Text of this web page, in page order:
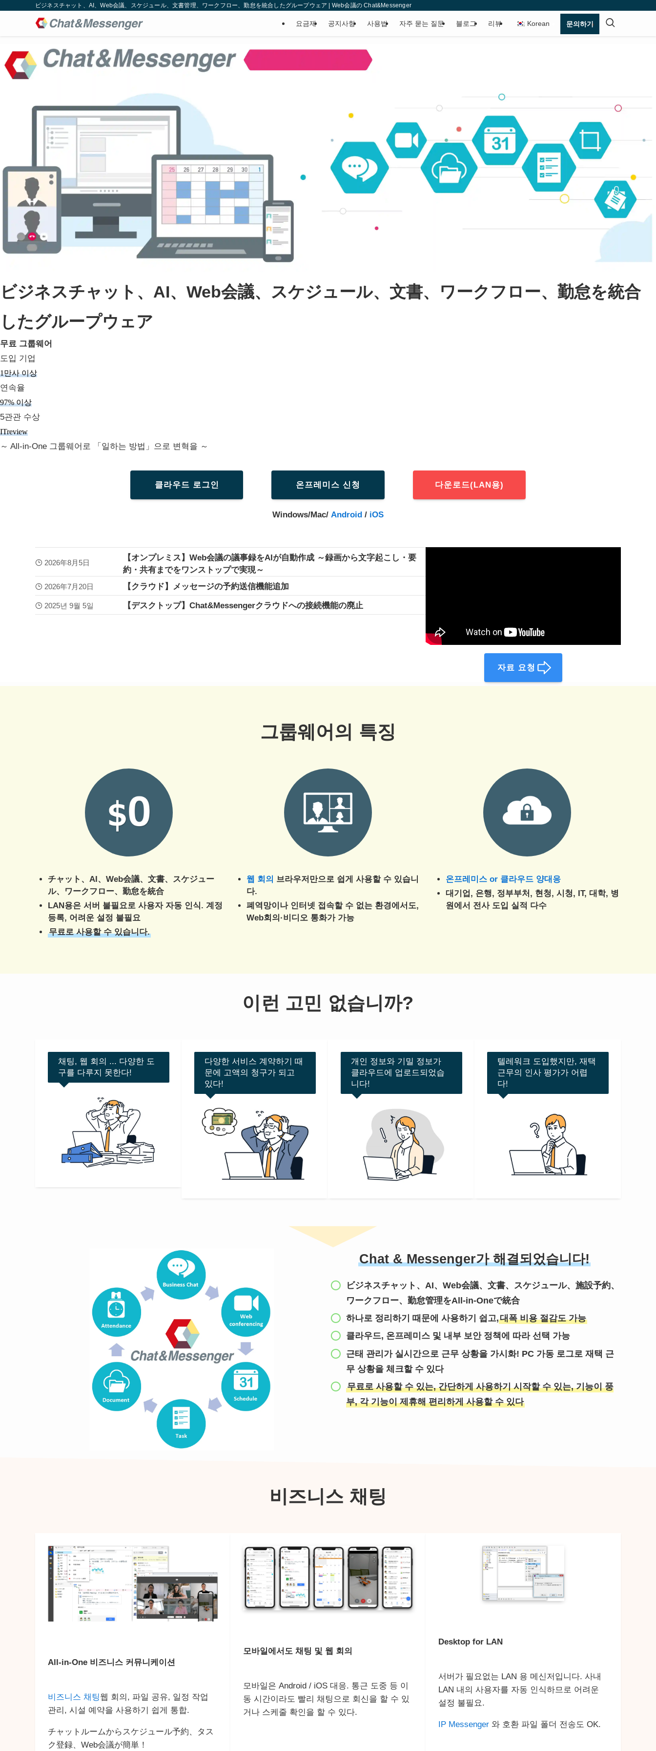
ビジネスチャット、AI、Web会議、スケジュール、文書管理、ワークフロー、勤怠を統合したグループウェア | Web会議の Chat&Messenger
요금제 공지사항 사용법 자주 묻는 질문 블로그 리뷰 Korean 문의하기
ビジネスチャット、AI、Web会議、スケジュール、文書、ワークフロー、勤怠を統合
したグループウェア
무료 그룹웨어
도입 기업
1만사 이상
연속율
97% 이상
5관관 수상
ITreview
～ All-in-One 그룹웨어로 「일하는 방법」으로 변혁을 ～
클라우드 로그인 온프레미스 신청 다운로드(LAN용)
Windows/Mac/ Android / iOS
2026年8月5日
【オンプレミス】Web会議の議事録をAIが自動作成 ～録画から文字起こし・要
約・共有までをワンストップで実現～
2026年7月20日 【クラウド】メッセージの予約送信機能追加
2025년 9월 5일 【デスクトップ】Chat&Messengerクラウドへの接続機能の廃止
자료 요청
그룹웨어의 특징
チャット、AI、Web会議、文書、スケジュー
ル、ワークフロー、勤怠を統合
LAN용은 서버 불필요로 사용자 자동 인식. 계정
등록, 어려운 설정 불필요
무료로 사용할 수 있습니다.
웹 회의 브라우저만으로 쉽게 사용할 수 있습니
다.
폐역망이나 인터넷 접속할 수 없는 환경에서도,
Web회의·비디오 통화가 가능
온프레미스 or 클라우드 양대응
대기업, 은행, 정부부처, 현청, 시청, IT, 대학, 병
원에서 전사 도입 실적 다수
이런 고민 없습니까?
채팅, 웹 회의 ... 다양한 도
구를 다루지 못한다!
다양한 서비스 계약하기 때
문에 고액의 청구가 되고
있다!
개인 정보와 기밀 정보가
클라우드에 업로드되었습
니다!
텔레워크 도입했지만, 재택
근무의 인사 평가가 어렵
다!
Chat & Messenger가 해결되었습니다!
ビジネスチャット、AI、Web会議、文書、スケジュール、施設予約、
ワークフロー、勤怠管理をAll-in-Oneで統合
하나로 정리하기 때문에 사용하기 쉽고,대폭 비용 절감도 가능
클라우드, 온프레미스 및 내부 보안 정책에 따라 선택 가능
근태 관리가 실시간으로 근무 상황을 가시화! PC 가동 로그로 재택 근
무 상황을 체크할 수 있다
무료로 사용할 수 있는, 간단하게 사용하기 시작할 수 있는, 기능이 풍
부, 각 기능이 제휴해 편리하게 사용할 수 있다
비즈니스 채팅
All-in-One 비즈니스 커뮤니케이션
비즈니스 채팅웹 회의, 파일 공유, 일정 작업
관리, 시설 예약을 사용하기 쉽게 통합.
チャットルームからスケジュール予約、タス
ク登録、Web会議が簡単！
모바일에서도 채팅 및 웹 회의
모바일은 Android / iOS 대응. 통근 도중 등 이
동 시간이라도 빨리 채팅으로 회신을 할 수 있
거나 스케줄 확인을 할 수 있다.
Desktop for LAN
서버가 필요없는 LAN 용 메신저입니다. 사내
LAN 내의 사용자를 자동 인식하므로 어려운
설정 불필요.
IP Messenger와 호환 파일 폴더 전송도 OK.